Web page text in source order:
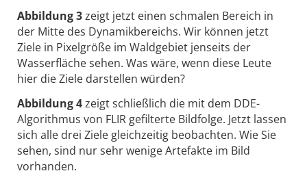
Abbildung 3zeigt jetzt einen schmalen Bereich in
der Mitte des Dynamikbereichs. Wir können jetzt
Ziele in Pixelgröße im Waldgebiet jenseits der
Wasserfläche sehen. Was wäre, wenn diese Leute
hier die Ziele darstellen würden?
Abbildung 4zeigt schließlich die mit dem DDE-
Algorithmus von FLIR gefilterte Bildfolge. Jetzt lassen
sich alle drei Ziele gleichzeitig beobachten. Wie Sie
sehen, sind nur sehr wenige Artefakte im Bild
vorhanden.